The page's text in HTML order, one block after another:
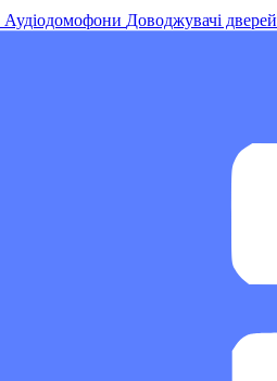
Аудіодомофони Доводжувачі дверей